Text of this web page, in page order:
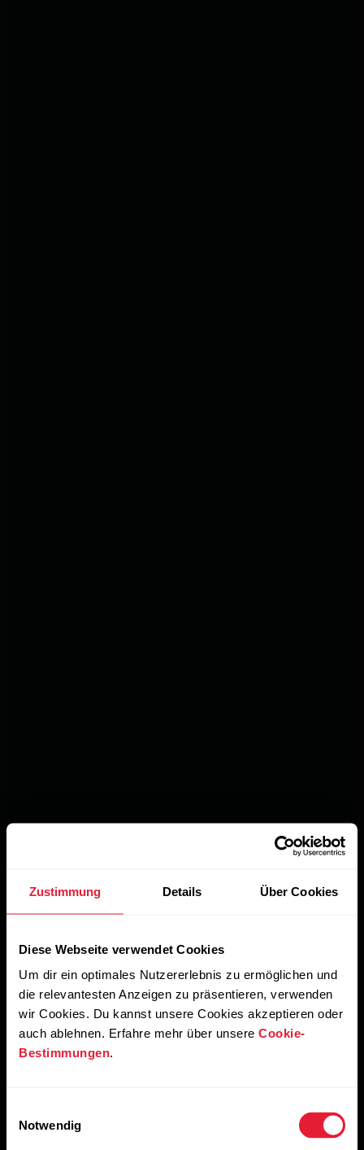
Zustimmung Details Über Cookies
Diese Webseite verwendet Cookies
Um dir ein optimales Nutzererlebnis zu ermöglichen und
die relevantesten Anzeigen zu präsentieren, verwenden
wir Cookies. Du kannst unsere Cookies akzeptieren oder
auch ablehnen. Erfahre mehr über unsere Cookie-
Bestimmungen.
Notwendig